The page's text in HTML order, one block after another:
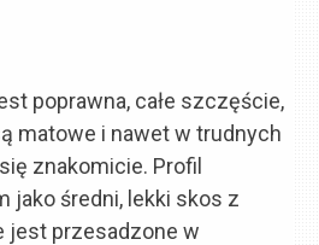
poprawna, całe szczęście,
matowe i nawet w trudnych
znakomicie. Profil
jako średni, lekki skos z
jest przesadzone w